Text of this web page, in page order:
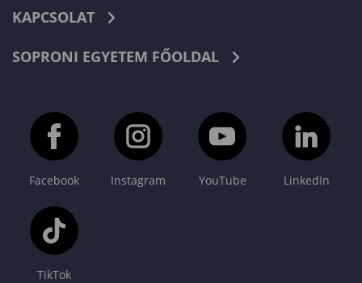
KAPCSOLAT
SOPRONI EGYETEM FŐOLDAL
Facebook Instagram YouTube LinkedIn
TikTok